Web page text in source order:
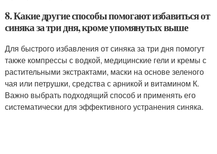
8. Какие другие способы помогают избавиться от
синяка за три дня, кроме упомянутых выше
Для быстрого избавления от синяка за три дня помогут
также компрессы с водкой, медицинские гели и кремы с
растительными экстрактами, маски на основе зеленого
чая или петрушки, средства с арникой и витамином К.
Важно выбрать подходящий способ и применять его
систематически для эффективного устранения синяка.